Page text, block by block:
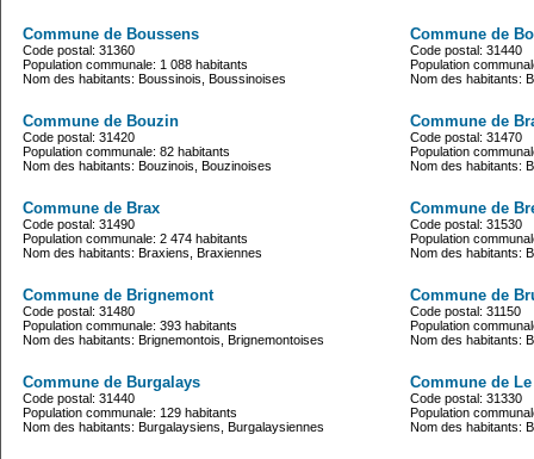
Commune de Boussens
Code postal: 31360
Population communale: 1 088 habitants
Nom des habitants: Boussinois, Boussinoises
Commune de
Code postal: 31440
Population
Nom des habitants:
Commune de Bouzin
Code postal: 31420
Population communale: 82 habitants
Nom des habitants: Bouzinois, Bouzinoises
Commune de
Code postal: 31470
Population
Nom des habitants:
Commune de Brax
Code postal: 31490
Population communale: 2 474 habitants
Nom des habitants: Braxiens, Braxiennes
Commune de
Code postal: 31530
Population
Nom des habitants:
Commune de Brignemont
Code postal: 31480
Population communale: 393 habitants
Nom des habitants: Brignemontois, Brignemontoises
Commune de
Code postal: 31150
Population
Nom des habitants:
Commune de Burgalays
Code postal: 31440
Population communale: 129 habitants
Nom des habitants: Burgalaysiens, Burgalaysiennes
Commune de
Code postal: 31330
Population
Nom des habitants: